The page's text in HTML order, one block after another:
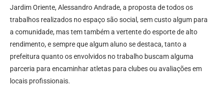
Jardim Oriente, Alessandro Andrade, a proposta de todos os
trabalhos realizados no espaço são social, sem custo algum para
a comunidade, mas tem também a vertente do esporte de alto
rendimento, e sempre que algum aluno se destaca, tanto a
prefeitura quanto os envolvidos no trabalho buscam alguma
parceria para encaminhar atletas para clubes ou avaliações em
locais profissionais.